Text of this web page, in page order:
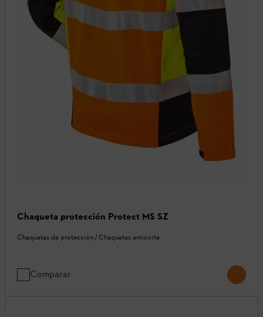
Chaqueta protección Protect MS SZ
Chaquetas de protección / Chaquetas anticorte
Comparar